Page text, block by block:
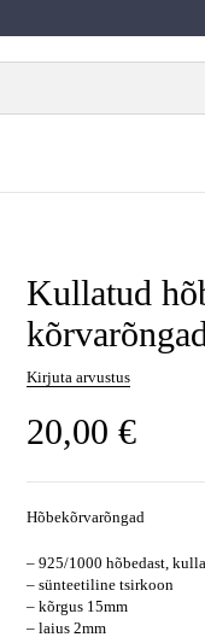
Kullatud
kõrvarõngad
Kirjuta arvustus
20,00 €
Hõbekõrvarõngad
– 925/1000 hõbedast,
– sünteetiline tsirkoon
– kõrgus 15mm
– laius 2mm